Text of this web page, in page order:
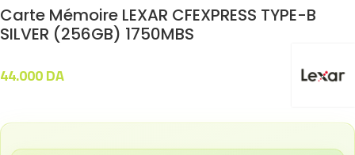
Carte Mémoire LEXAR CFEXPRESS TYPE-B
SILVER (256GB) 1750MBS
44.000DA